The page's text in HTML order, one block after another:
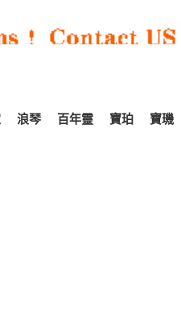
浪琴 百年靈 寶珀 寶璣